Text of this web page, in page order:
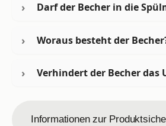
Darf der Becher in die
Woraus besteht der
Verhindert der Becher das
Informationen zur